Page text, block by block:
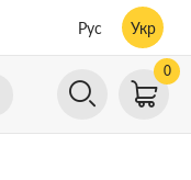
Рус Укр
0